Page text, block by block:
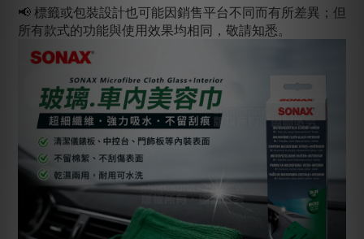
📢標籤或包裝設計也可能因銷售平台不同而有所差異； 但
所有款式的功能與使用效果均相同，敬請知悉。